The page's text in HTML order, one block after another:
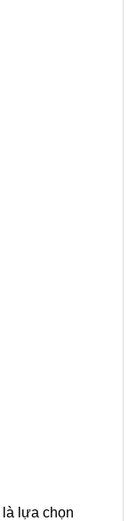
là lựa chọn